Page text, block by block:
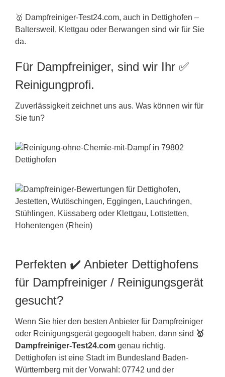
🥇 Dampfreiniger-Test24.com, auch in Dettighofen –
Baltersweil, Klettgau oder Berwangen sind wir für Sie
da.
Für Dampfreiniger, sind wir Ihr ✅
Reinigungprofi.
Zuverlässigkeit zeichnet uns aus. Was können wir für
Sie tun?
Perfekten ✔️ Anbieter Dettighofens
für Dampfreiniger / Reinigungsgerät
gesucht?
Wenn Sie hier den besten Anbieter für Dampfreiniger
oder Reinigungsgerät gegoogelt haben, dann sind 🥇
Dampfreiniger-Test24.com genau richtig.
Dettighofen ist eine Stadt im Bundesland Baden-
Württemberg mit der Vorwahl: 07742 und der